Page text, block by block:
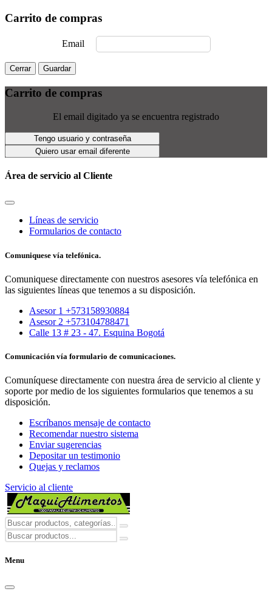
Carrito de compras
Email
Cerrar Guardar
Carrito de compras
El email digitado ya se encuentra registrado
Tengo usuario y contraseña
Quiero usar email diferente
Área de servicio al Cliente
Líneas de servicio
Formularios de contacto
Comuniquese vía telefónica.
Comuniquese directamente con nuestros asesores vía telefónica en
las siguientes líneas que tenemos a su disposición.
Asesor 1 +573158930884
Asesor 2 +573104788471
Calle 13 # 23 - 47. Esquina Bogotá
Comunicación vía formulario de comunicaciones.
Comuníquese directamente con nuestra área de servicio al cliente y
soporte por medio de los siguientes formularios que tenemos a su
disposición.
Escríbanos mensaje de contacto
Recomendar nuestro sistema
Enviar sugerencias
Depositar un testimonio
Quejas y reclamos
Servicio al cliente
Menu